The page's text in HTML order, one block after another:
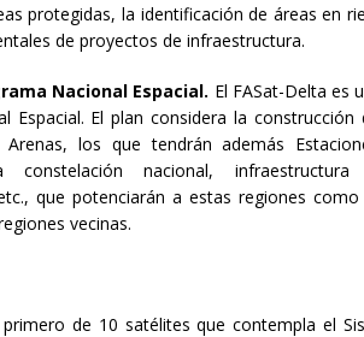
protegidas, la identificación de áreas en
de proyectos de infraestructura.
Nacional Espacial. El FASat-Delta es
Espacial. El plan considera la construcción
los que tendrán además
constelación nacional,
que potenciarán a estas regiones
vecinas.
primero de 10 satélites que contempla el